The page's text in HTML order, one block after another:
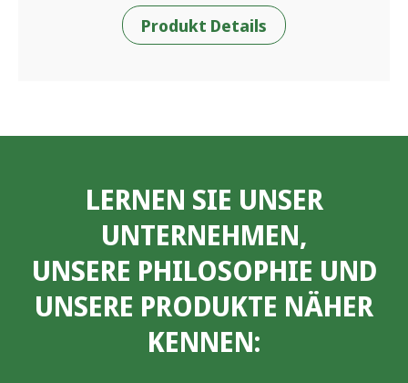
Produkt Details
LERNEN SIE UNSER
UNTERNEHMEN,
UNSERE PHILOSOPHIE UND
UNSERE PRODUKTE NÄHER
KENNEN: